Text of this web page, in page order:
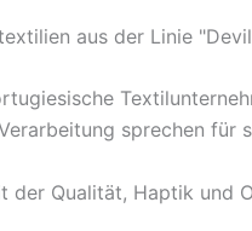
aus der Linie
sprechen für
der Qualität, Haptik und